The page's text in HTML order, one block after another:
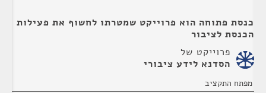
כנסת פתוחה הוא פרוייקט שמטרתו לחשוף את פעילות
הכנסת לציבור
פרוייקט של
הסדנא לידע ציבורי
מפתח התקציב